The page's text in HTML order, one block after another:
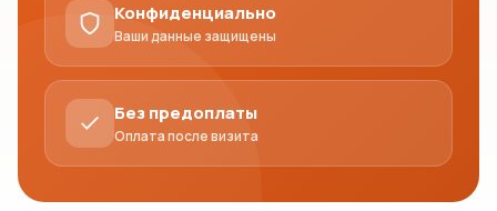
Конфиденциально
Ваши данные защищены
Без предоплаты
Оплата после визита